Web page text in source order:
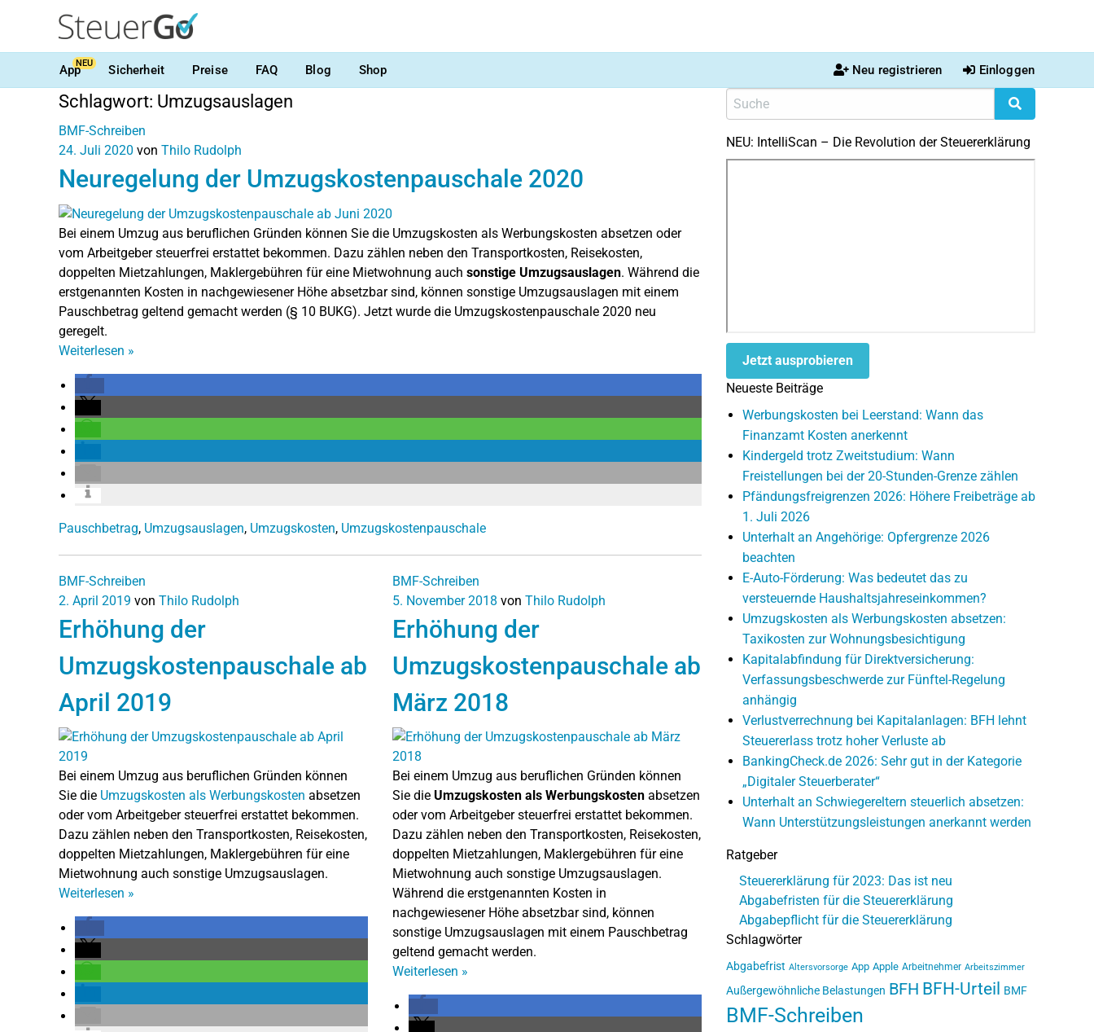
AppNEU Sicherheit Preise FAQ Blog Shop Neu registrieren Einloggen
Schlagwort: Umzugsauslagen
BMF-Schreiben
24. Juli 2020 von Thilo Rudolph
Neuregelung der Umzugskostenpauschale 2020
Bei einem Umzug aus beruflichen Gründen können Sie die Umzugskosten als Werbungskosten absetzen oder
vom Arbeitgeber steuerfrei erstattet bekommen. Dazu zählen neben den Transportkosten, Reisekosten,
doppelten Mietzahlungen, Maklergebühren für eine Mietwohnung auch sonstige Umzugsauslagen. Während die
erstgenannten Kosten in nachgewiesener Höhe absetzbar sind, können sonstige Umzugsauslagen mit einem
Pauschbetrag geltend gemacht werden (§ 10 BUKG). Jetzt wurde die Umzugskostenpauschale 2020 neu
geregelt.
Weiterlesen »
Pauschbetrag, Umzugsauslagen, Umzugskosten, Umzugskostenpauschale
BMF-Schreiben
2. April 2019 von Thilo Rudolph
Erhöhung der
Umzugskostenpauschale ab
April 2019
Bei einem Umzug aus beruflichen Gründen können
Sie die Umzugskosten als Werbungskosten absetzen
oder vom Arbeitgeber steuerfrei erstattet bekommen.
Dazu zählen neben den Transportkosten, Reisekosten,
doppelten Mietzahlungen, Maklergebühren für eine
Mietwohnung auch sonstige Umzugsauslagen.
Weiterlesen »
BMF-Schreiben
5. November 2018 von Thilo Rudolph
Erhöhung der
Umzugskostenpauschale ab
März 2018
Bei einem Umzug aus beruflichen Gründen können
Sie die Umzugskosten als Werbungskosten absetzen
oder vom Arbeitgeber steuerfrei erstattet bekommen.
Dazu zählen neben den Transportkosten, Reisekosten,
doppelten Mietzahlungen, Maklergebühren für eine
Mietwohnung auch sonstige Umzugsauslagen.
Während die erstgenannten Kosten in
nachgewiesener Höhe absetzbar sind, können
sonstige Umzugsauslagen mit einem Pauschbetrag
geltend gemacht werden.
Weiterlesen »
NEU: IntelliScan – Die Revolution der Steuererklärung
Jetzt ausprobieren
Neueste Beiträge
Werbungskosten bei Leerstand: Wann das
Finanzamt Kosten anerkennt
Kindergeld trotz Zweitstudium: Wann
Freistellungen bei der 20-Stunden-Grenze zählen
Pfändungsfreigrenzen 2026: Höhere Freibeträge ab
1. Juli 2026
Unterhalt an Angehörige: Opfergrenze 2026
beachten
E-Auto-Förderung: Was bedeutet das zu
versteuernde Haushaltsjahreseinkommen?
Umzugskosten als Werbungskosten absetzen:
Taxikosten zur Wohnungsbesichtigung
Kapitalabfindung für Direktversicherung:
Verfassungsbeschwerde zur Fünftel-Regelung
anhängig
Verlustverrechnung bei Kapitalanlagen: BFH lehnt
Steuererlass trotz hoher Verluste ab
BankingCheck.de 2026: Sehr gut in der Kategorie
„Digitaler Steuerberater“
Unterhalt an Schwiegereltern steuerlich absetzen:
Wann Unterstützungsleistungen anerkannt werden
Ratgeber
Steuererklärung für 2023: Das ist neu
Abgabefristen für die Steuererklärung
Abgabepflicht für die Steuererklärung
Schlagwörter
Abgabefrist Altersvorsorge App Apple Arbeitnehmer Arbeitszimmer
Außergewöhnliche Belastungen BFH BFH-Urteil BMF
BMF-Schreiben